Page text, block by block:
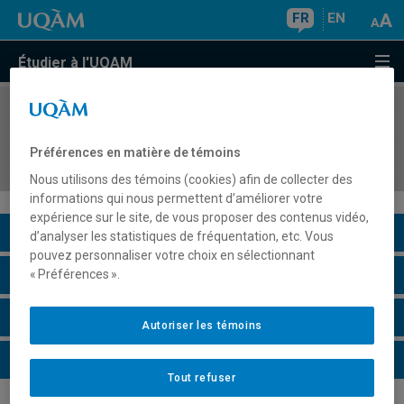
FR EN
Étudier à l'UQAM
COURS//
administration
Description du cours
Horaire - Été 2026
Horaire - Automne 2026
Horaire - Hiver 2027
Préférences en matière de témoins
Nous utilisons des témoins (cookies) afin de collecter des
informations qui nous permettent d’améliorer votre
expérience sur le site, de vous proposer des contenus vidéo,
d’analyser les statistiques de fréquentation, etc. Vous
pouvez personnaliser votre choix en sélectionnant
« Préférences ».
Tout refuser
Autoriser les témoins